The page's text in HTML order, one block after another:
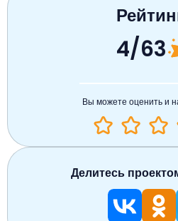
4/63
Вы можете оценить и
Делитесь